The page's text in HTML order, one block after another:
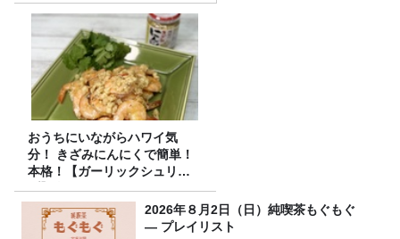
おうちにいながらハワイ気
分！ きざみにんにくで簡単！
本格！【ガーリックシュリン
プ】 桃屋のかんたんレシピ
2026年８月2日（日）純喫茶もぐもぐ
― プレイリスト